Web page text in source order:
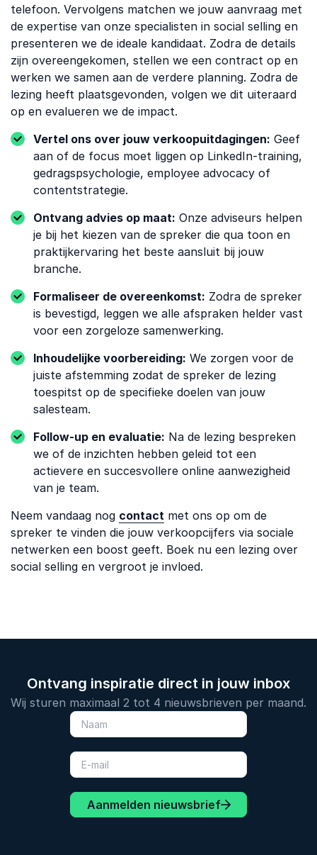
telefoon. Vervolgens matchen we jouw aanvraag met
de expertise van onze specialisten in social selling en
presenteren we de ideale kandidaat. Zodra de details
zijn overeengekomen, stellen we een contract op en
werken we samen aan de verdere planning. Zodra de
lezing heeft plaatsgevonden, volgen we dit uiteraard
op en evalueren we de impact.
Vertel ons over jouw verkoopuitdagingen: Geef
aan of de focus moet liggen op LinkedIn-training,
gedragspsychologie, employee advocacy of
contentstrategie.
Ontvang advies op maat: Onze adviseurs helpen
je bij het kiezen van de spreker die qua toon en
praktijkervaring het beste aansluit bij jouw
branche.
Formaliseer de overeenkomst: Zodra de spreker
is bevestigd, leggen we alle afspraken helder vast
voor een zorgeloze samenwerking.
Inhoudelijke voorbereiding: We zorgen voor de
juiste afstemming zodat de spreker de lezing
toespitst op de specifieke doelen van jouw
salesteam.
Follow-up en evaluatie: Na de lezing bespreken
we of de inzichten hebben geleid tot een
actievere en succesvollere online aanwezigheid
van je team.
Neem vandaag nog contact met ons op om de
spreker te vinden die jouw verkoopcijfers via sociale
netwerken een boost geeft. Boek nu een lezing over
social selling en vergroot je invloed.
Ontvang inspiratie direct in jouw inbox
Wij sturen maximaal 2 tot 4 nieuwsbrieven per maand.
Aanmelden nieuwsbrief